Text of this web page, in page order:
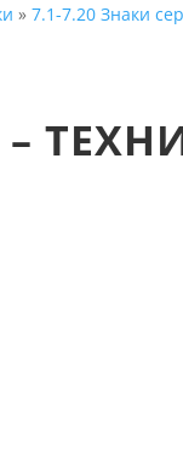
»7.1-7.20 Знаки
–